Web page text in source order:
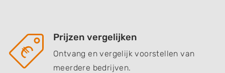
Prijzen vergelijken
Ontvang en vergelijk voorstellen van
meerdere bedrijven.